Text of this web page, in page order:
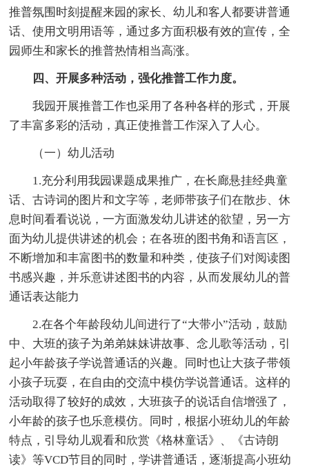
推普氛围时刻提醒来园的家长、幼儿和客人都要讲普通
话、使用文明用语等，通过多方面积极有效的宣传，全
园师生和家长的推普热情相当高涨。
四、开展多种活动，强化推普工作力度。
我园开展推普工作也采用了各种各样的形式，开展
了丰富多彩的活动，真正使推普工作深入了人心。
（一）幼儿活动
1.充分利用我园课题成果推广，在长廊悬挂经典童
话、古诗词的图片和文字等，老师带孩子们在散步、休
息时间看看说说，一方面激发幼儿讲述的欲望，另一方
面为幼儿提供讲述的机会；在各班的图书角和语言区，
不断增加和丰富图书的数量和种类，使孩子们对阅读图
书感兴趣，并乐意讲述图书的内容，从而发展幼儿的普
通话表达能力
2.在各个年龄段幼儿间进行了“大带小”活动，鼓励
中、大班的孩子为弟弟妹妹讲故事、念儿歌等活动，引
起小年龄孩子学说普通话的兴趣。同时也让大孩子带领
小孩子玩耍，在自由的交流中模仿学说普通话。这样的
活动取得了较好的成效，大班孩子的说话自信增强了，
小年龄的孩子也乐意模仿。同时，根据小班幼儿的年龄
特点，引导幼儿观看和欣赏《格林童话》、《古诗朗
读》等VCD节目的同时，学讲普通话，逐渐提高小班幼